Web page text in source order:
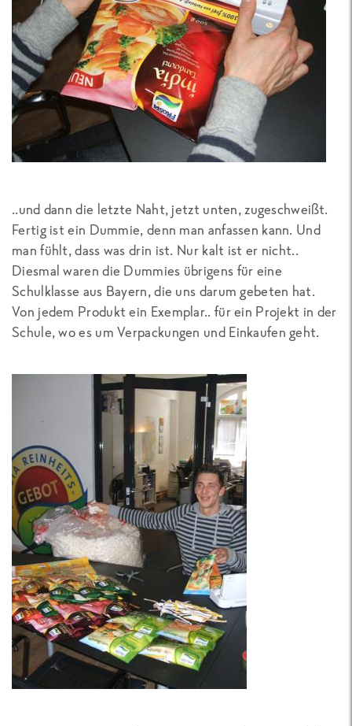
..und dann die letzte Naht, jetzt unten, zugeschweißt.
Fertig ist ein Dummie, denn man anfassen kann. Und
man fühlt, dass was drin ist. Nur kalt ist er nicht..
Diesmal waren die Dummies übrigens für eine
Schulklasse aus Bayern, die uns darum gebeten hat.
Von jedem Produkt ein Exemplar.. für ein Projekt in der
Schule, wo es um Verpackungen und Einkaufen geht.